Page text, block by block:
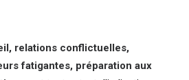
relations conflictuelles,
fatigantes, préparation aux